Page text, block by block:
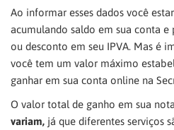
Ao informar esses dados você
acumulando saldo em sua conta
ou desconto em seu IPVA. Mas é
você tem um valor máximo
ganhar em sua conta online na
O valor total de ganho em sua
variam, já que diferentes serviços